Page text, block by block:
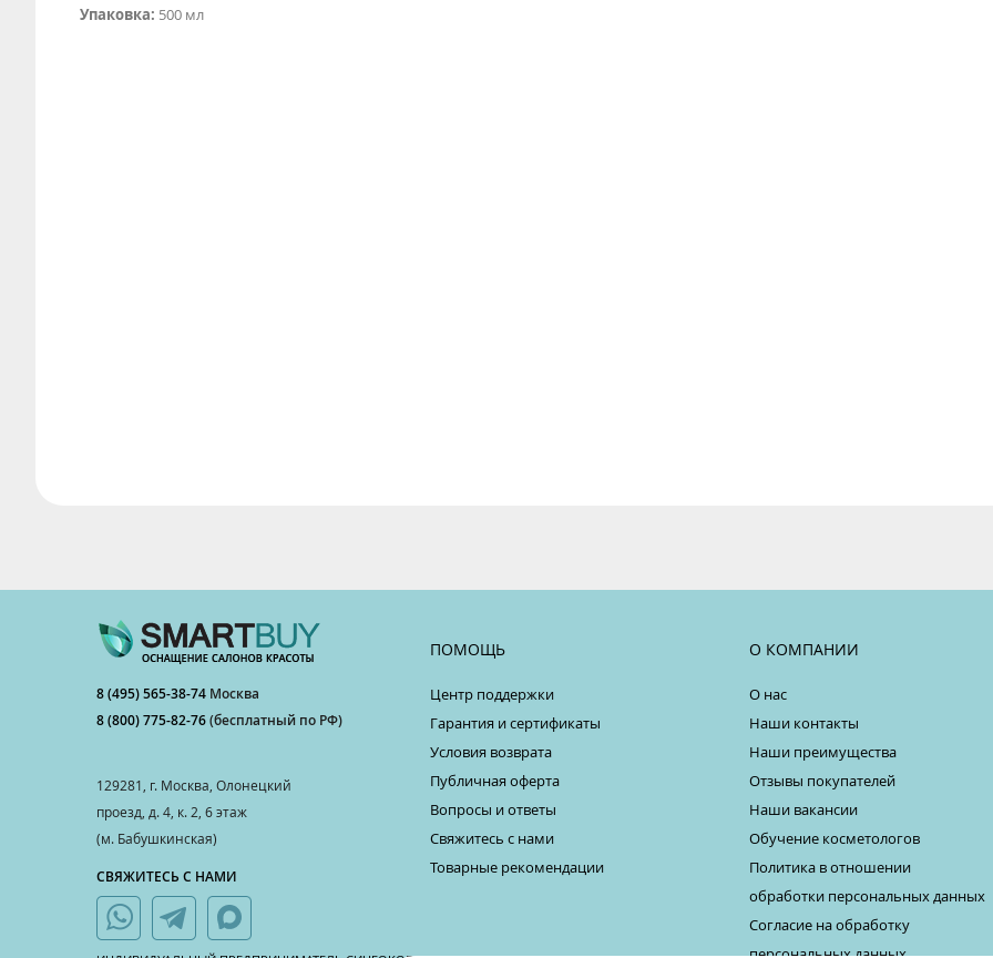
Упаковка: 500 мл
8 (495) 565-38-74 Москва
8 (800) 775-82-76(бесплатный по РФ)
129281, г. Москва, Олонецкий
проезд, д. 4, к. 2, 6 этаж
(м. Бабушкинская)
СВЯЖИТЕСЬ С НАМИ
ПОМОЩЬ
Центр поддержки
Гарантия и сертификаты
Условия возврата
Публичная оферта
Вопросы и ответы
Свяжитесь с нами
Товарные рекомендации
О КОМПАНИИ
О нас
Наши контакты
Наши преимущества
Отзывы покупателей
Наши вакансии
Обучение косметологов
Политика в отношении
обработки персональных данных
Согласие на обработку
персональных данных